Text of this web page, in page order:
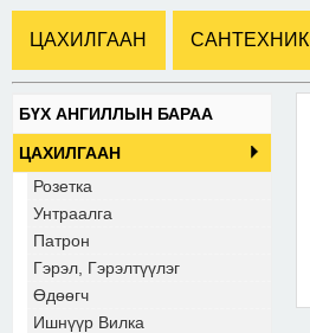
ЦАХИЛГААН САНТЕХНИК
БҮХ АНГИЛЛЫН БАРАА
ЦАХИЛГААН
Розетка
Унтраалга
Патрон
Гэрэл, Гэрэлтүүлэг
Өдөөгч
Ишнүүр Вилка